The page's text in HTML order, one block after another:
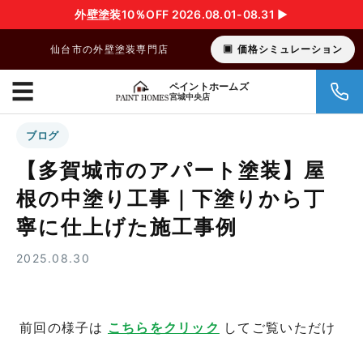
外壁塗装10％OFF 2026.08.01-08.31 ▶︎
仙台市の外壁塗装専門店 価格シミュレーション
ペイントホームズ
宮城中央店
☰
ブログ
【多賀城市のアパート塗装】屋
根の中塗り工事｜下塗りから丁
寧に仕上げた施工事例
2025.08.30
前回の様子は こちらをクリック してご覧いただけ